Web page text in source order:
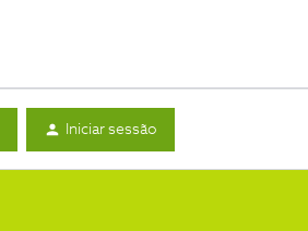
Iniciar sessão